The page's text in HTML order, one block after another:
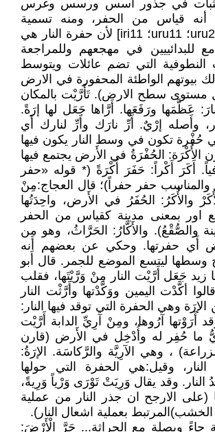
في جذور اسس ورسس وغرس
أنه قياس من الحفر، ومنه تسمية
المدينة [iri؛ iriki؛ uru2؛ uru11؛ iri11] لأن حفرة النار هي
للبدائييين في مهجعهم وللمراجعة
النطوفية التي تضم عائلات ويتوسط
بيوتهم الواطئة المحفورة في الارض
مستوى سطح الارض). تَأَرَّيْت بالمكان
عَظَّمَها ورَفَعَها. أَرَّاها جَعَل لها إرَةً.
وأَصله إرْيٌ. أَرِّ نارَك وأَرِّ لنارك أَي
حُفْرة تكون في وسط النار يكون فيها
الأُكْرَة: الحُفْرَةُ في الأَرض يجتمع فيها
أَكَرَ أَكْراً: حَفَرَ أُكْرَةً (* قوله «حفر
والمناسب حفر حفراً)؛ قال العجاج:مِنْ
والأُكَرُ: الحُفَرُ في الأَرض، واحِدَتُها
اور بمعنى مدينة كقياس من الحفر
والصُّقْعُ). والأَكَّارُ: الحَرَّاثُ، وهو من
أَي حفرتها. وحكي عن بعضهم أَنه
وسطها ليتسع الموضع للجمر. قال أَبو
جَعَل أَرَّيْت النار مِنْ وَرَّيْتَها، فقلب
أكَّدْت اليمين ووَكَّدْتها وأَرَّثْت النار
الإرَة وهي الحفرة التي توقد فيها النار:
أَرَوْتها آرُوها، ومِنْ آرِيِّ الدابة أَرَّيْت
ما حُفِر له وأُدْخِل في الأَرض (قارن
، وهي الآرِيَّة والرَّكاسَة. الإرَةُ:
وقيل:هي الحفرة التي حولها
النار. وقد يقال وَرِيَتْ تَوْرَى وَرْياً وَرِيةً،
(على الارجح ان جذر النار من عملية
بعملية اشعال النار).
حاءً وبصلة مع الحراثة... حَرَّ الْأَرْضَ: